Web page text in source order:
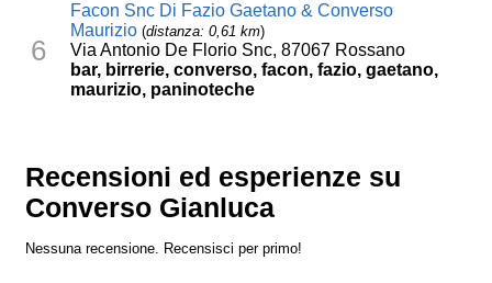
6
Facon Snc Di Fazio Gaetano & Converso
Maurizio (distanza: 0,61 km)
Via Antonio De Florio Snc, 87067 Rossano
bar, birrerie, converso, facon, fazio, gaetano,
maurizio, paninoteche
Recensioni ed esperienze su
Converso Gianluca
Nessuna recensione. Recensisci per primo!